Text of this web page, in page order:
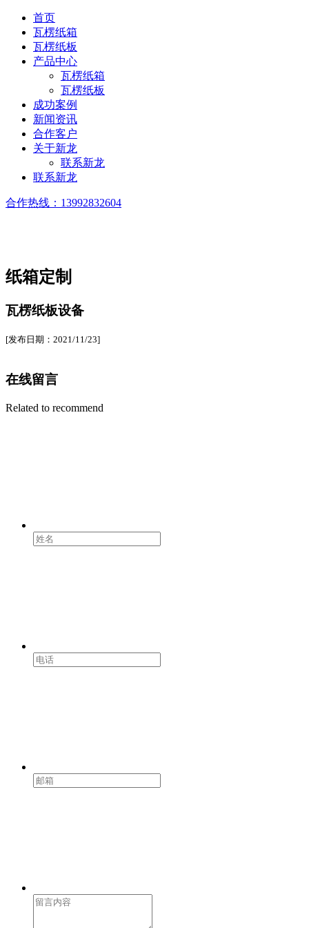
首页
瓦楞纸箱
瓦楞纸板
产品中心
瓦楞纸箱
瓦楞纸板
成功案例
新闻资讯
合作客户
关于新龙
联系新龙
联系新龙
合作热线： 13992832604
纸箱定制
瓦楞纸板设备
[发布日期：2021/11/23]
在线留言
Related to recommend